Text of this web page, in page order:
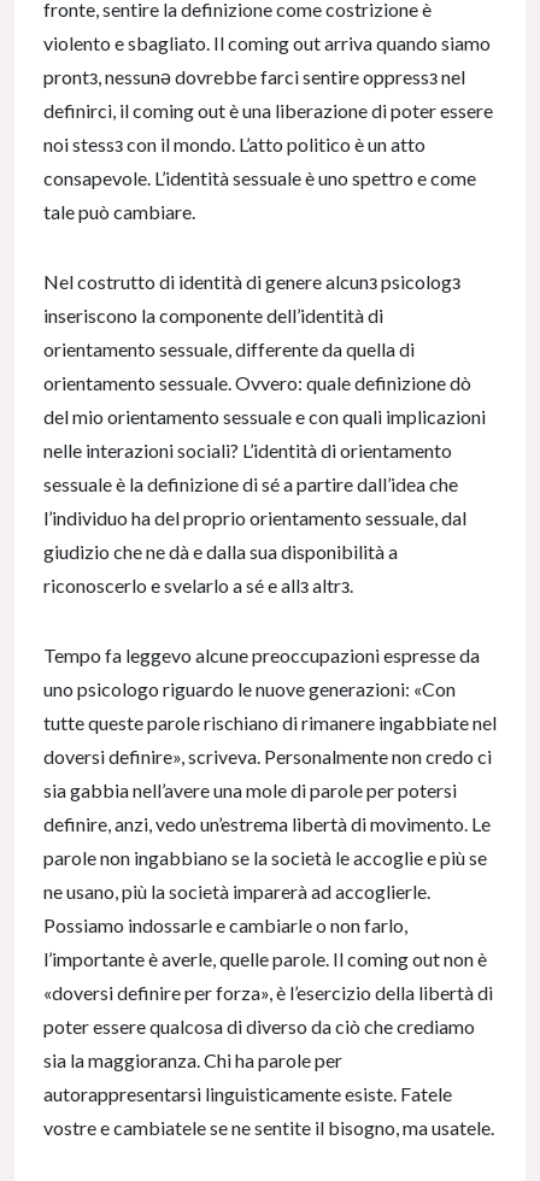
fronte, sentire la definizione come costrizione è
violento e sbagliato. Il coming out arriva quando siamo
prontз, nessunə dovrebbe farci sentire oppressз nel
definirci, il coming out è una liberazione di poter essere
noi stessз con il mondo. L’atto politico è un atto
consapevole. L’identità sessuale è uno spettro e come
tale può cambiare.
Nel costrutto di identità di genere alcunз psicologз
inseriscono la componente dell’identità di
orientamento sessuale, differente da quella di
orientamento sessuale. Ovvero: quale definizione dò
del mio orientamento sessuale e con quali implicazioni
nelle interazioni sociali? L’identità di orientamento
sessuale è la definizione di sé a partire dall’idea che
l’individuo ha del proprio orientamento sessuale, dal
giudizio che ne dà e dalla sua disponibilità a
riconoscerlo e svelarlo a sé e allз altrз.
Tempo fa leggevo alcune preoccupazioni espresse da
uno psicologo riguardo le nuove generazioni: «Con
tutte queste parole rischiano di rimanere ingabbiate nel
doversi definire», scriveva. Personalmente non credo ci
sia gabbia nell’avere una mole di parole per potersi
definire, anzi, vedo un’estrema libertà di movimento. Le
parole non ingabbiano se la società le accoglie e più se
ne usano, più la società imparerà ad accoglierle.
Possiamo indossarle e cambiarle o non farlo,
l’importante è averle, quelle parole. Il coming out non è
«doversi definire per forza», è l’esercizio della libertà di
poter essere qualcosa di diverso da ciò che crediamo
sia la maggioranza. Chi ha parole per
autorappresentarsi linguisticamente esiste. Fatele
vostre e cambiatele se ne sentite il bisogno, ma usatele.